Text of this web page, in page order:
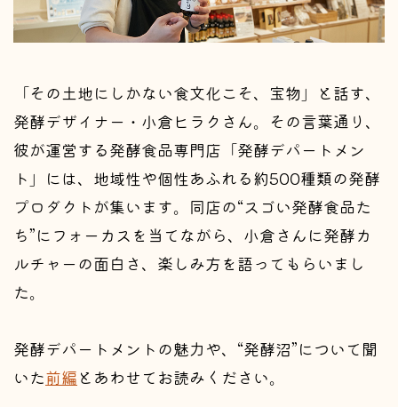
「その土地にしかない食文化こそ、宝物」と話す、
発酵デザイナー・小倉ヒラクさん。その言葉通り、
彼が運営する発酵食品専門店「発酵デパートメン
ト」には、地域性や個性あふれる約500種類の発酵
プロダクトが集います。同店の“スゴい発酵食品た
ち”にフォーカスを当てながら、小倉さんに発酵カ
ルチャーの面白さ、楽しみ方を語ってもらいまし
た。
発酵デパートメントの魅力や、“発酵沼”について聞
いた前編とあわせてお読みください。